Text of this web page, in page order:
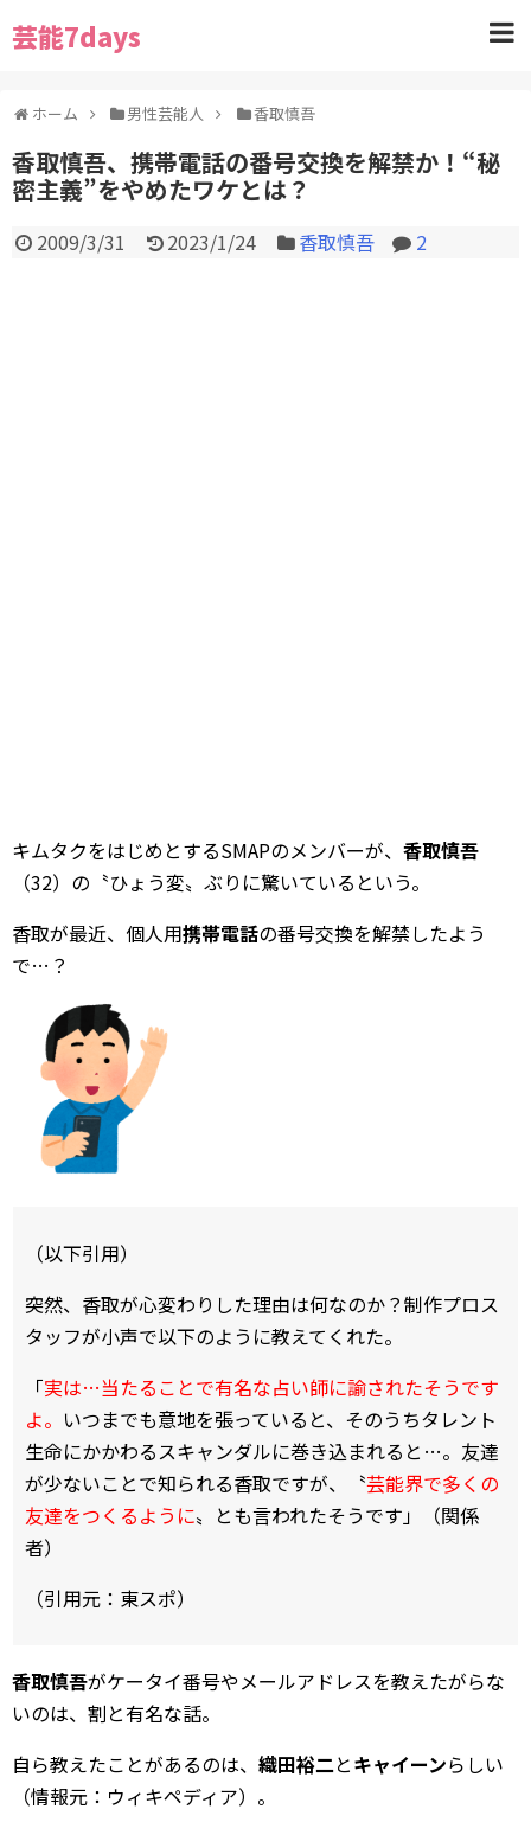
芸能7days
ホーム 男性芸能人 香取慎吾
香取慎吾、携帯電話の番号交換を解禁か！“秘
密主義”をやめたワケとは？
2009/3/31 2023/1/24 香取慎吾 2
キムタクをはじめとするSMAPのメンバーが、 香取慎吾
（32）の〝ひょう変〟ぶりに驚いているという。
香取が最近、個人用携帯電話の番号交換を解禁したよう
で…？
（以下引用）
突然、香取が心変わりした理由は何なのか？制作プロス
タッフが小声で以下のように教えてくれた。
「実は…当たることで有名な占い師に諭されたそうです
よ。 いつまでも意地を張っていると、そのうちタレント
生命にかかわるスキャンダルに巻き込まれると…。友達
が少ないことで知られる香取ですが、〝芸能界で多くの
友達をつくるように〟とも言われたそうです」（関係
者）
（引用元：東スポ）
香取慎吾がケータイ番号やメールアドレスを教えたがらな
いのは、割と有名な話。
自ら教えたことがあるのは、 織田裕二とキャイーンらしい
（情報元：ウィキペディア）。